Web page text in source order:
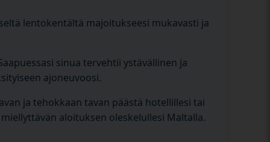
lentokentältä majoitukseesi mukavasti ja
sinua tervehtii ystävällinen ja
ajoneuvoosi.
ja tehokkaan tavan päästä hotellillesi tai
aloituksen oleskelullesi Maltalla.